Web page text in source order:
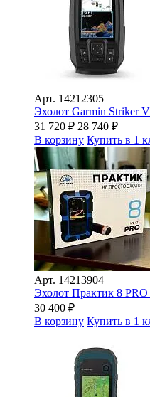
Арт. 14212305
Эхолот Garmin Striker
31 720 ₽ 28 740 ₽
В корзину Купить в 1
Арт. 14213904
Эхолот Практик 8
30 400 ₽
В корзину Купить в 1